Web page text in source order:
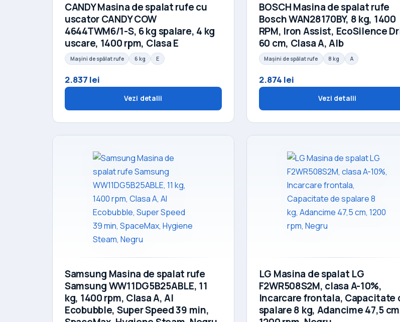
CANDY Masina de spalat rufe cu
uscator CANDY COW
4644TWM6/1-S, 6 kg spalare, 4 kg
uscare, 1400 rpm, Clasa E
Mașini de spălat rufe 6 kg E
2.837 lei
Vezi detalii
BOSCH Masina de spalat rufe
Bosch WAN28170BY, 8 kg, 1400
RPM, Iron Assist, EcoSilence
60 cm, Clasa A, Alb
Mașini de spălat rufe 8 kg A
2.874 lei
Vezi detalii
Samsung Masina de spalat rufe
Samsung WW11DG5B25ABLE, 11
kg, 1400 rpm, Clasa A, AI
Ecobubble, Super Speed 39 min,
LG Masina de spalat LG
F2WR508S2M, clasa A-10%,
Incarcare frontala, Capacitate
spalare 8 kg, Adancime 47,5